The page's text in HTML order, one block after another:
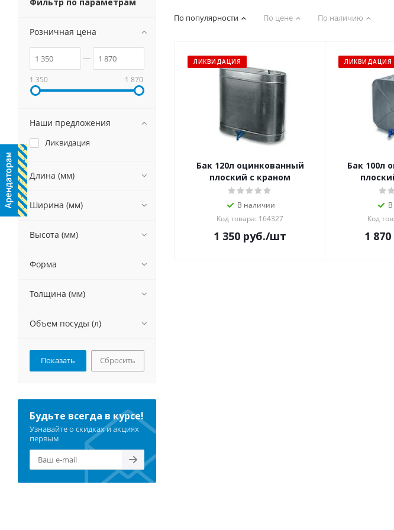
По популярности По цене По наличию
ЛИКВИДАЦИЯ
Бак 120л оцинкованный
плоский с краном
В наличии
Код товара: 164327
1 350 руб./шт
ЛИКВИДАЦИЯ
Бак 100л
Код
1 870
Розничная цена
1 350 1 870
Наши предложения
Ликвидация
Длина (мм)
Ширина (мм)
Высота (мм)
Форма
Толщина (мм)
Объем посуды (л)
Сбросить
Будьте всегда в курсе!
Узнавайте о скидках и акциях
первым